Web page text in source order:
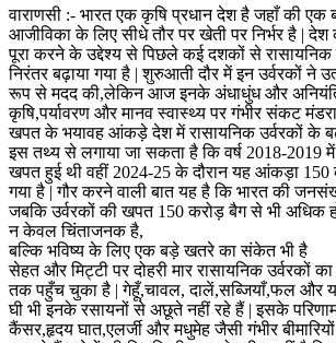
वाराणसी :- भारत एक कृषि प्रधान देश है जहाँ की एक
आजीविका के लिए सीधे तौर पर खेती पर निर्भर है | देश
पूरा करने के उद्देश्य से पिछले कई दशकों से रासायनिक
निरंतर बढ़ाया गया है | शुरुआती दौर में इन उर्वरकों ने
रूप से मदद की,लेकिन आज इनके अंधाधुंध और
कृषि,पर्यावरण और मानव स्वास्थ्य पर गंभीर संकट
खपत के भयावह आंकड़े देश में रासायनिक उर्वरकों के
इस तथ्य से लगाया जा सकता है कि वर्ष 2018-2019
खपत हुई थी वहीं 2024-25 के दौरान यह आंकड़ा 150
गया है | गौर करने वाली बात यह है कि भारत की
जबकि उर्वरकों की खपत 150 करोड़ बैग से भी
न केवल चिंताजनक है,
बल्कि भविष्य के लिए एक बड़े खतरे का संकेत भी है
सेहत और मिट्टी पर दोहरी मार रासायनिक उर्वरकों
तक पहुँच चुका है | गेहूँ,चावल, दालें,सब्जियाँ,फल और
घी भी इनके रसायनों से अछूते नहीं रहे हैं | इसके
कैंसर,हृदय घात,एलर्जी और मधुमेह जैसी गंभीर